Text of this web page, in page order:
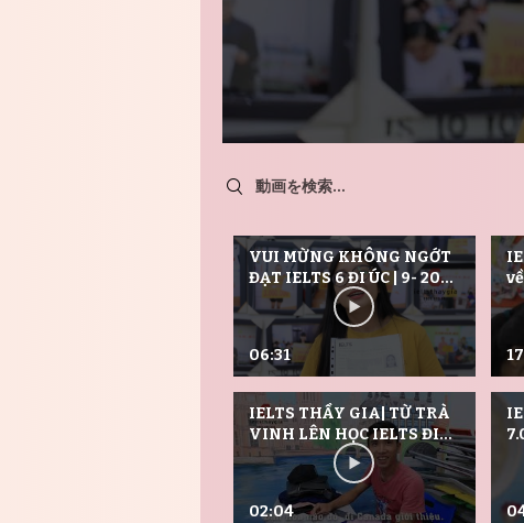
Search videos
VUI MỪNG KHÔNG NGỚT
ĐẠT IELTS 6 ĐI ÚC | 9- 2019
HD 720
06:31
IELTS THẦY GIA| TỪ TRÀ
VINH LÊN HỌC IELTS ĐI
CANADA LAO ĐỘNG
02:04